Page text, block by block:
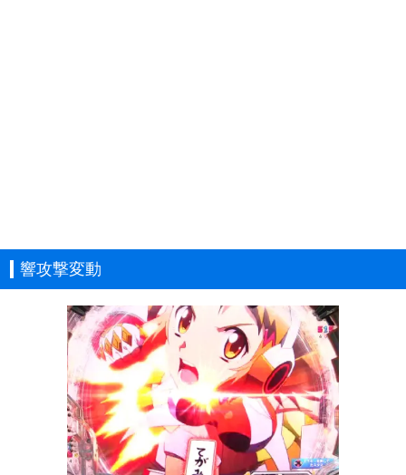
響攻撃変動